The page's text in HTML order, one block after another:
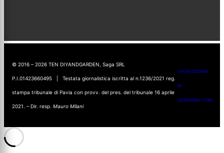
© 2016 – 2026 TEN DIYANDGARDEN, Saga SRL
P.I.01423660495 | Testata giornalistica iscritta al n.1236/2021 reg.
stampa tribunale di Pavia con provv. del pres. del tribunale 16 aprile
2021. – Dir. resp. Mauro Milani
UI AND DESIGN
BY
GIUDANSKY.COM